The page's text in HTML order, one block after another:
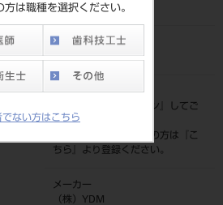
方は職種を選択ください。
でない方はこちら
201510117
JAN/EANコード
標準価格
ログイン
』してご
覧ください。
ネット会員登録がまだの方は『
こ
ちら
』より登録ください。
メーカー
（株）YDM